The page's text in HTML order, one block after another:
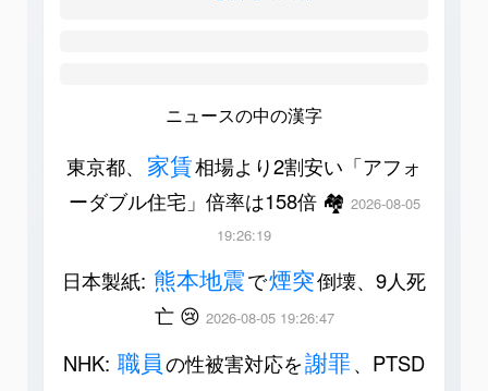
ニュースの中の漢字
東京都、 家賃相場より2割安い「アフォ
ーダブル住宅」倍率は158倍 🏘️ 2026-08-05
19:26:19
日本製紙: 熊本地震で煙突倒壊、9人死
亡 😢 2026-08-05 19:26:47
NHK: 職員の性被害対応を謝罪、PTSD